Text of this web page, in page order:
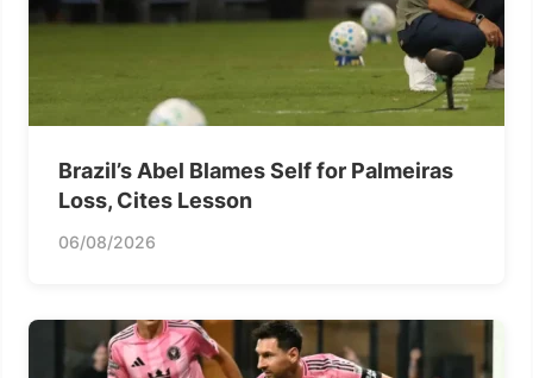
Brazil’s Abel Blames Self for Palmeiras
Loss, Cites Lesson
06/08/2026